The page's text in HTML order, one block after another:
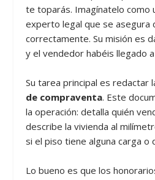
te toparás. Imagínatelo como
experto legal que se asegura
correctamente. Su misión es
y el vendedor habéis llegado
Su tarea principal es redactar
de compraventa. Este
la operación: detalla quién
describe la vivienda al
si el piso tiene alguna carga o
Lo bueno es que los